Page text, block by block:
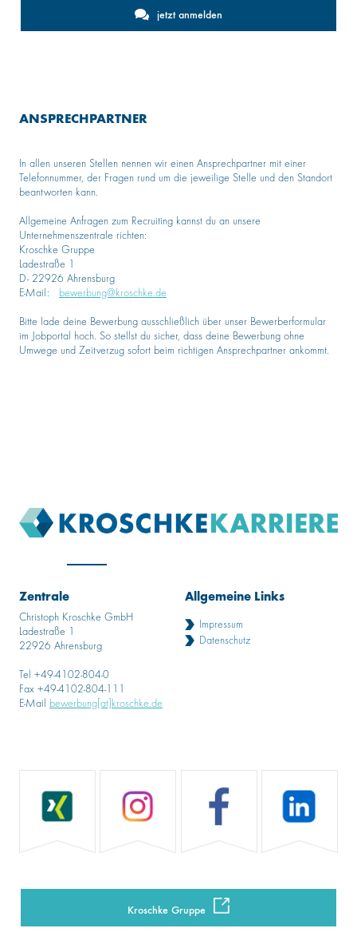
jetzt anmelden
ANSPRECHPARTNER
In allen unseren Stellen nennen wir einen Ansprechpartner mit einer
Telefonnummer, der Fragen rund um die jeweilige Stelle und den Standort
beantworten kann.
Allgemeine Anfragen zum Recruiting kannst du an unsere
Unternehmenszentrale richten:
Kroschke Gruppe
Ladestraße 1
D- 22926 Ahrensburg
E-Mail: bewerbung@kroschke.de
Bitte lade deine Bewerbung ausschließlich über unser Bewerberformular
im Jobportal hoch. So stellst du sicher, dass deine Bewerbung ohne
Umwege und Zeitverzug sofort beim richtigen Ansprechpartner ankommt.
Zentrale
Christoph Kroschke GmbH
Ladestraße 1
22926 Ahrensburg
Tel +49-4102-804-0
Fax +49-4102-804-111
E-Mail bewerbung[at]kroschke.de
Allgemeine Links
Impressum
Datenschutz
Kroschke Gruppe